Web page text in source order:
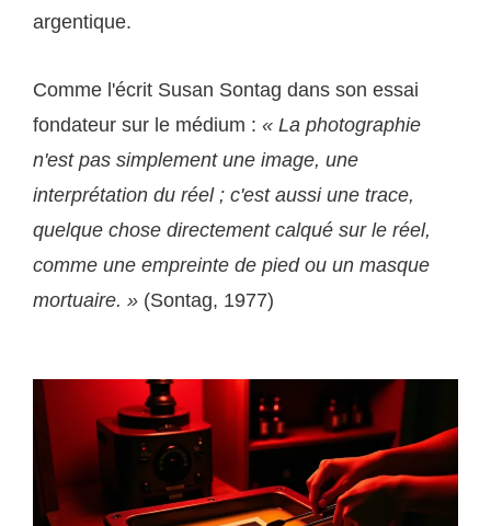
argentique.
Comme l'écrit Susan Sontag dans son essai
fondateur sur le médium : « La photographie
n'est pas simplement une image, une
interprétation du réel ; c'est aussi une trace,
quelque chose directement calqué sur le réel,
comme une empreinte de pied ou un masque
mortuaire. » (Sontag, 1977)